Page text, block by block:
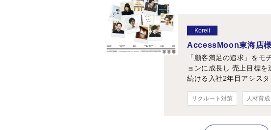
Koreii
AccessMoon東海店様
「顧客満足の追求」をモ
ョンに成長し 売上目標を
続ける入社2年目アシスタ
リクルート対策 人材育成